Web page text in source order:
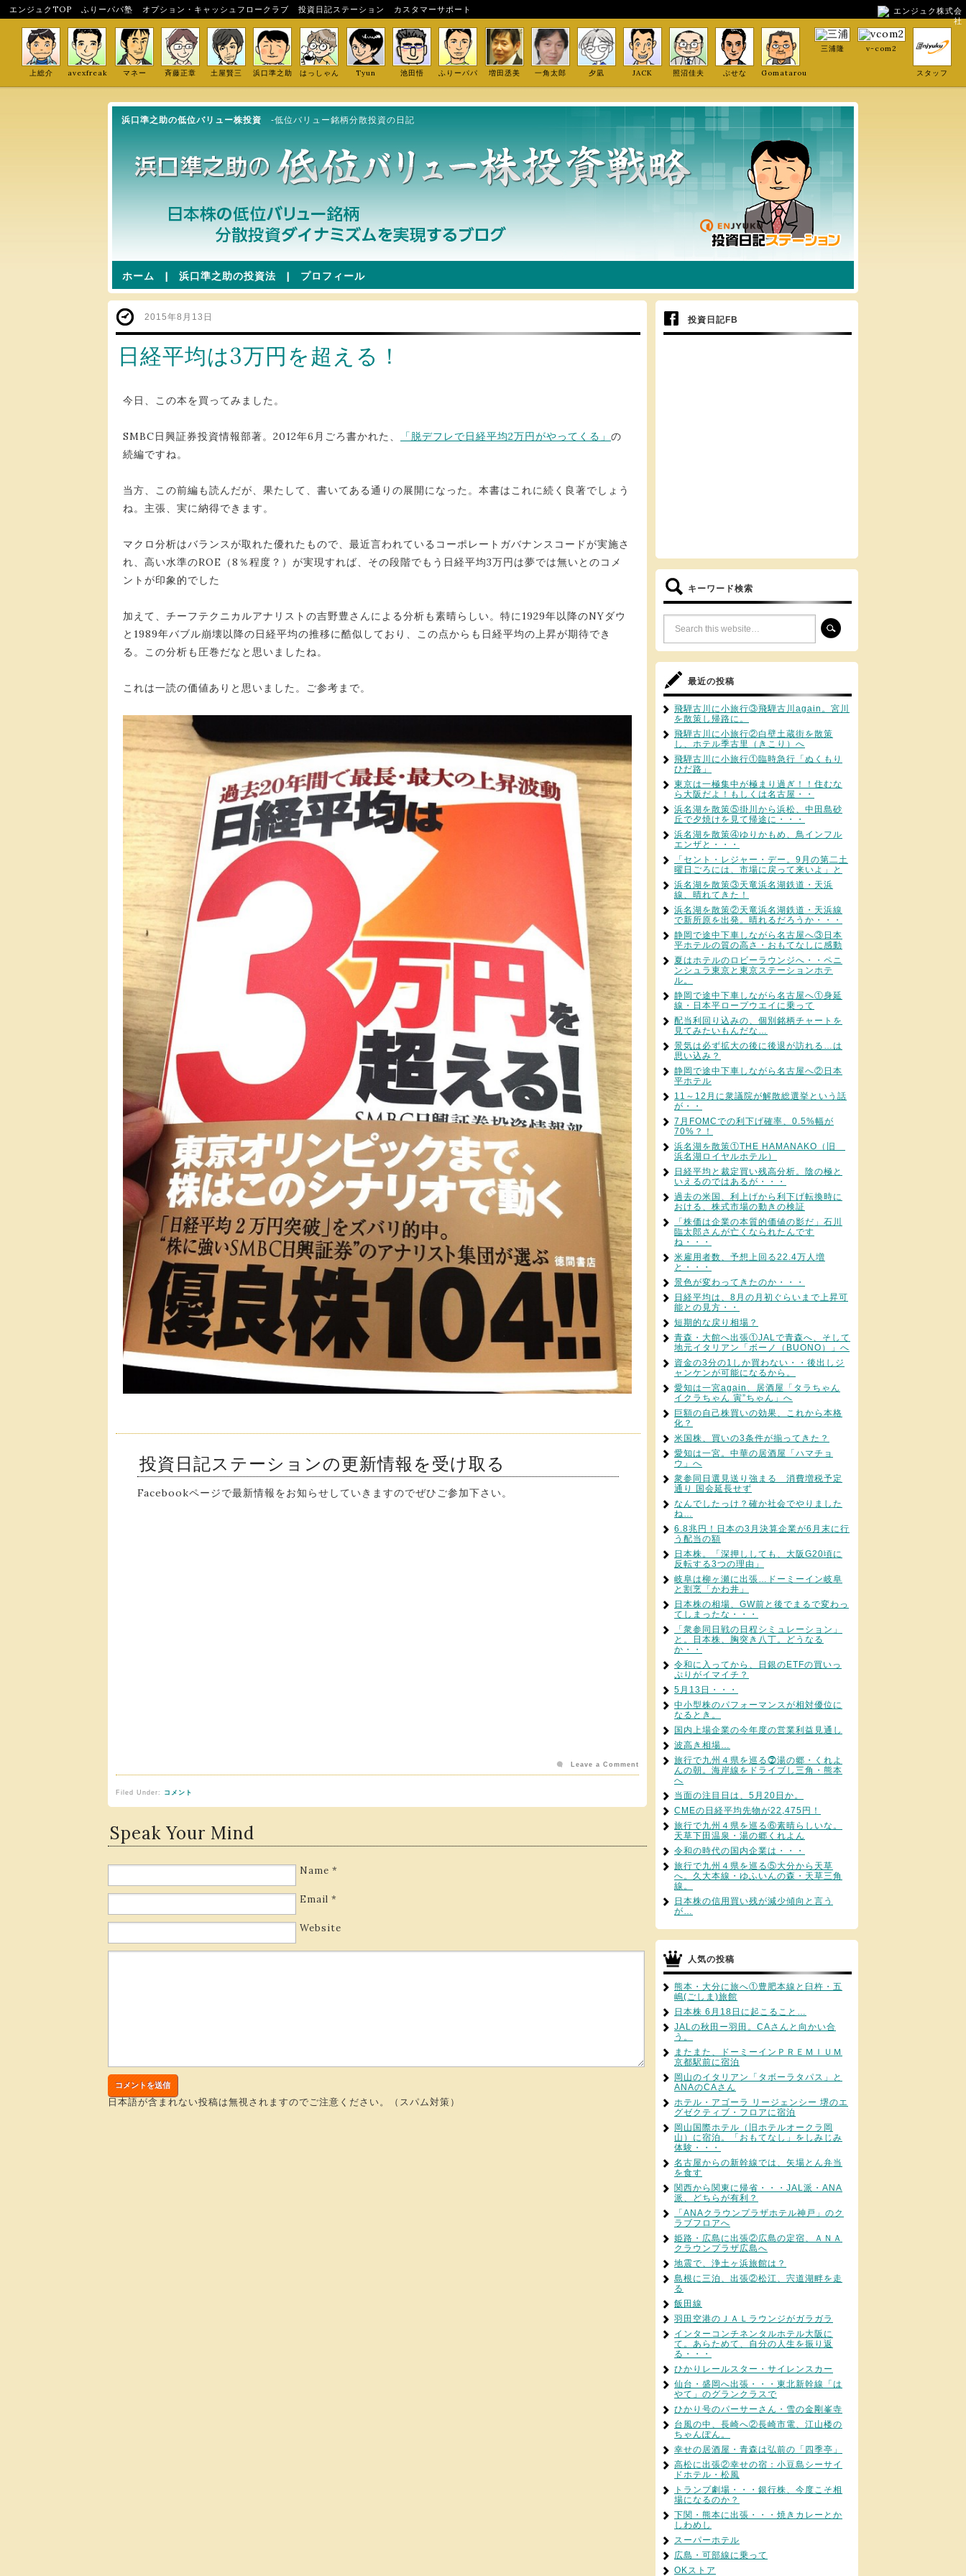
エンジュクTOP ふりーパパ塾 オプション・キャッシュフロークラブ 投資日記ステーション カスタマーサポート
エンジュク株式会
社
上総介 avexfreak マネー 斉藤正章 土屋賢三 浜口準之助 はっしゃん Tyun 池田悟 ふりーパパ 増田丞美 一角太郎 夕凪 JACK 照沼佳夫 ぶせな Gomatarou
三浦隆 v-com2
スタッフ
浜口準之助の低位バリュー株投資 -低位バリュー銘柄分散投資の日記
ホーム | 浜口準之助の投資法 | プロフィール
2015年8月13日
日経平均は3万円を超える！
今日、この本を買ってみました。
SMBC日興証券投資情報部著。2012年6月ごろ書かれた、 「脱デフレで日経平均2万円がやってくる」 の
続編ですね。
当方、この前編も読んだが、果たして、書いてある通りの展開になった。本書はこれに続く良著でしょう
ね。主張、実に納得できます。
マクロ分析はバランスが取れた優れたもので、最近言われているコーポレートガバナンスコードが実施さ
れ、高い水準のROE（8％程度？）が実現すれば、その段階でもう日経平均3万円は夢では無いとのコメ
ントが印象的でした
加えて、チーフテクニカルアナリストの吉野豊さんによる分析も素晴らしい。特に1929年以降のNYダウ
と1989年バブル崩壊以降の日経平均の推移に酷似しており、この点からも日経平均の上昇が期待でき
る。この分析も圧巻だなと思いましたね。
これは一読の価値ありと思いました。ご参考まで。
投資日記ステーションの更新情報を受け取る
Facebookページで最新情報をお知らせしていきますのでぜひご参加下さい。
Filed Under: コメント
Leave a Comment
Speak Your Mind
Name *
Email *
Website
日本語が含まれない投稿は無視されますのでご注意ください。（スパム対策）
投資日記FB
キーワード検索
最近の投稿
飛騨古川に小旅行③飛騨古川again。宮川
を散策し帰路に。
飛騨古川に小旅行②白壁土蔵街を散策
し、ホテル季古里（きこり）へ
飛騨古川に小旅行①臨時急行「ぬくもり
ひだ路」
東京は一極集中が極まり過ぎ！！住むな
ら大阪だよ！もしくは名古屋・・
浜名湖を散策⑤掛川から浜松、中田島砂
丘で夕焼けを見て帰途に・・・
浜名湖を散策④ゆりかもめ、鳥インフル
エンザと・・・
「セント・レジャー・デー。9月の第二土
曜日ごろには、市場に戻って来いよ」と
浜名湖を散策③天竜浜名湖鉄道・天浜
線、晴れてきた！
浜名湖を散策②天竜浜名湖鉄道・天浜線
で新所原を出発。晴れるだろうか・・・
静岡で途中下車しながら名古屋へ③日本
平ホテルの質の高さ・おもてなしに感動
夏はホテルのロビーラウンジへ・・ペニ
ンシュラ東京と東京ステーションホテ
ル。
静岡で途中下車しながら名古屋へ①身延
線・日本平ロープウエイに乗って
配当利回り込みの、個別銘柄チャートを
見てみたいもんだな…
景気は必ず拡大の後に後退が訪れる…は
思い込み？
静岡で途中下車しながら名古屋へ②日本
平ホテル
11～12月に衆議院が解散総選挙という話
が・・
7月FOMCでの利下げ確率、0.5%幅が
70%？！
浜名湖を散策①THE HAMANAKO（旧
浜名湖ロイヤルホテル）
日経平均と裁定買い残高分析。陰の極と
いえるのではあるが・・・
過去の米国、利上げから利下げ転換時に
おける、株式市場の動きの検証
「株価は企業の本質的価値の影だ」石川
臨太郎さんが亡くなられたんです
ね・・・
米雇用者数、予想上回る22.4万人増
と・・・
景色が変わってきたのか・・・
日経平均は、8月の月初ぐらいまで上昇可
能との見方・・
短期的な戻り相場？
青森・大館へ出張①JALで青森へ、そして
地元イタリアン「ボーノ（BUONO）」へ
資金の3分の1しか買わない・・後出しジ
ャンケンが可能になるから。
愛知は一宮again、居酒屋「タラちゃん
イクラちゃん 寅”ちゃん」へ
巨額の自己株買いの効果、これから本格
化？
米国株、買いの3条件が揃ってきた？
愛知は一宮。中華の居酒屋「ハマチョ
ウ」へ
衆参同日選見送り強まる 消費増税予定
通り 国会延長せず
なんでしたっけ？確か社会でやりました
ね…
6.8兆円！日本の3月決算企業が6月末に行
う配当の額
日本株。「深押ししても、大阪G20頃に
反転する3つの理由」
岐阜は柳ヶ瀬に出張…ドーミーイン岐阜
と割烹「かわ井」
日本株の相場、GW前と後でまるで変わっ
てしまったな・・・
「衆参同日戦の日程シミュレーション」
と。日本株、胸突き八丁。どうなる
か・・
令和に入ってから、日銀のETFの買いっ
ぷりがイマイチ？
5月13日・・・
中小型株のパフォーマンスが相対優位に
なるとき。
国内上場企業の今年度の営業利益見通し
波高き相場…
旅行で九州４県を巡る⓻湯の郷・くれよ
んの朝。海岸線をドライブし三角・熊本
へ
当面の注目日は、5月20日か。
CMEの日経平均先物が22,475円！
旅行で九州４県を巡る⑥素晴らしいな。
天草下田温泉・湯の郷くれよん
令和の時代の国内企業は・・・
旅行で九州４県を巡る⑤大分から天草
へ。久大本線・ゆふいんの森・天草三角
線。
日本株の信用買い残が減少傾向と言う
が…
人気の投稿
熊本・大分に旅へ①豊肥本線と臼杵・五
嶋(ごしま)旅館
日本株 6月18日に起こること…
JALの秋田ー羽田。CAさんと向かい合
う。
またまた、ドーミーインＰＲＥＭＩＵＭ
京都駅前に宿泊
岡山のイタリアン「タボーラタパス」と
ANAのCAさん
ホテル・アゴーラ リージェンシー 堺のエ
グゼクティブ・フロアに宿泊
岡山国際ホテル（旧ホテルオークラ岡
山）に宿泊。「おもてなし」をしみじみ
体験・・・
名古屋からの新幹線では、矢場とん弁当
を食す
関西から関東に帰省・・・JAL派・ANA
派、どちらが有利？
「ANAクラウンプラザホテル神戸」のク
ラブフロアへ
姫路・広島に出張②広島の定宿、ＡＮＡ
クラウンプラザ広島へ
地震で、浄土ヶ浜旅館は？
島根に三泊、出張②松江、宍道湖畔を走
る
飯田線
羽田空港のＪＡＬラウンジがガラガラ
インターコンチネンタルホテル大阪に
て。あらためて、自分の人生を振り返
る・・・
ひかりレールスター・サイレンスカー
仙台・盛岡へ出張・・・東北新幹線「は
やて」のグランクラスで
ひかり号のパーサーさん・雪の金剛峯寺
台風の中、長崎へ②長崎市電、江山楼の
ちゃんぽん。
幸せの居酒屋・青森は弘前の「四季亭」
高松に出張②幸せの宿：小豆島シーサイ
ドホテル・松風
トランプ劇場・・・銀行株、今度こそ相
場になるのか？
下関・熊本に出張・・・焼きカレーとか
しわめし
スーパーホテル
広島・可部線に乗って
OKストア